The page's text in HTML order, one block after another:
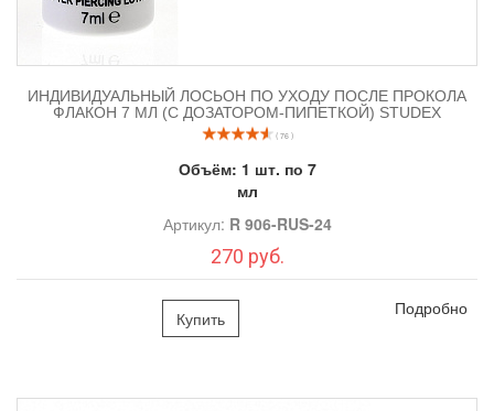
ИНДИВИДУАЛЬНЫЙ ЛОСЬОН ПО УХОДУ ПОСЛЕ ПРОКОЛА
ФЛАКОН 7 МЛ (С ДОЗАТОРОМ-ПИПЕТКОЙ) STUDEX
( 76 )
Объём: 1 шт. по 7
мл
Артикул: R 906-RUS-24
270 руб.
Купить Подробно